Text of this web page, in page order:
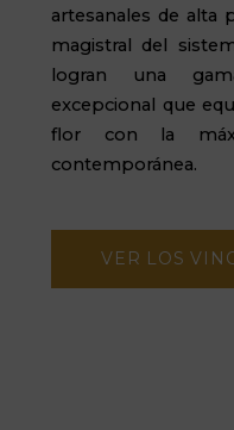
artesanales de alta
magistral del
logran una
excepcional que
flor con la
contemporánea.
VER LOS